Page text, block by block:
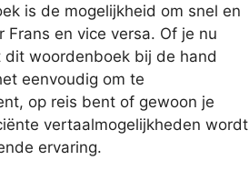
is de mogelijkheid om snel en
en vice versa. Of je nu
woordenboek bij de hand
eenvoudig om te
op reis bent of gewoon je
vertaalmogelijkheden wordt
ervaring.